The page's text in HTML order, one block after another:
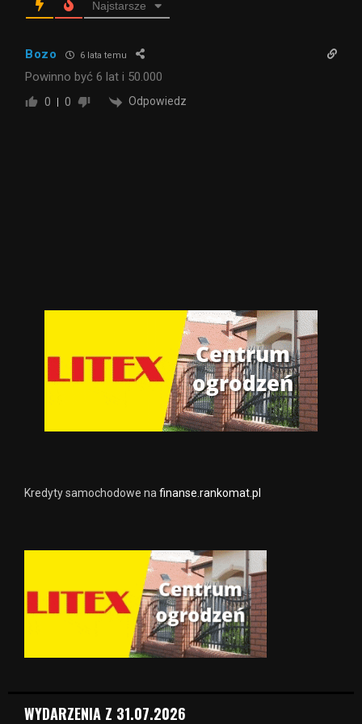
Najstarsze
Bozo 6 lata temu
Powinno być 6 lat i 50.000
0 0 Odpowiedz
Kredyty samochodowe na finanse.rankomat.pl
WYDARZENIA Z 31.07.2026